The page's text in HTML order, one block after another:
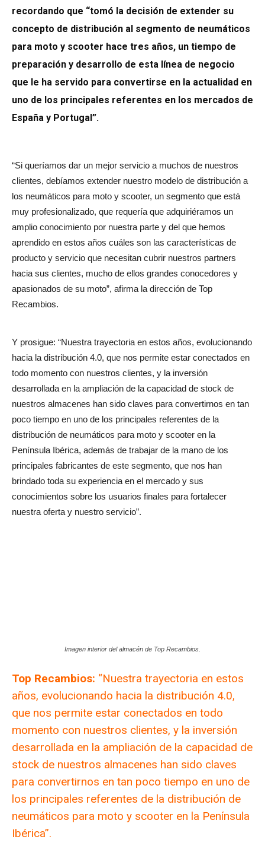
recordando que “tomó la decisión de extender su
concepto de distribución al segmento de neumáticos
para moto y scooter hace tres años, un tiempo de
preparación y desarrollo de esta línea de negocio
que le ha servido para convertirse en la actualidad en
uno de los principales referentes en los mercados de
España y Portugal”.
“Si queríamos dar un mejor servicio a muchos de nuestros
clientes, debíamos extender nuestro modelo de distribución a
los neumáticos para moto y scooter, un segmento que está
muy profesionalizado, que requería que adquiriéramos un
amplio conocimiento por nuestra parte y del que hemos
aprendido en estos años cuáles son las características de
producto y servicio que necesitan cubrir nuestros partners
hacia sus clientes, mucho de ellos grandes conocedores y
apasionados de su moto”, afirma la dirección de Top
Recambios.
Y prosigue: “Nuestra trayectoria en estos años, evolucionando
hacia la distribución 4.0, que nos permite estar conectados en
todo momento con nuestros clientes, y la inversión
desarrollada en la ampliación de la capacidad de stock de
nuestros almacenes han sido claves para convertirnos en tan
poco tiempo en uno de los principales referentes de la
distribución de neumáticos para moto y scooter en la
Península Ibérica, además de trabajar de la mano de los
principales fabricantes de este segmento, que nos han
brindado toda su experiencia en el mercado y sus
conocimientos sobre los usuarios finales para fortalecer
nuestra oferta y nuestro servicio”.
Imagen interior del almacén de Top Recambios.
Top Recambios: “Nuestra trayectoria en estos
años, evolucionando hacia la distribución 4.0,
que nos permite estar conectados en todo
momento con nuestros clientes, y la inversión
desarrollada en la ampliación de la capacidad de
stock de nuestros almacenes han sido claves
para convertirnos en tan poco tiempo en uno de
los principales referentes de la distribución de
neumáticos para moto y scooter en la Península
Ibérica”.